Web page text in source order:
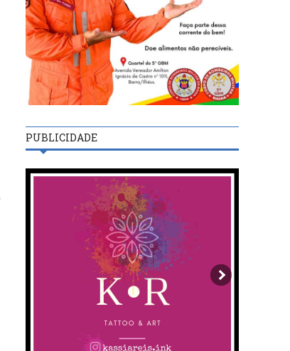
OAB-BA destaca avanço
PUBLICIDADE